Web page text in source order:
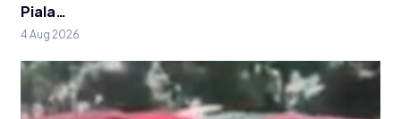
Piala…
4 Aug 2026